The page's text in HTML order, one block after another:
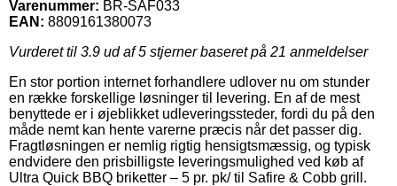
Varenummer: BR-SAF033
EAN: 8809161380073
Vurderet til 3.9 ud af 5 stjerner baseret på 21 anmeldelser
En stor portion internet forhandlere udlover nu om stunder
en række forskellige løsninger til levering. En af de mest
benyttede er i øjeblikket udleveringssteder, fordi du på den
måde nemt kan hente varerne præcis når det passer dig.
Fragtløsningen er nemlig rigtig hensigtsmæssig, og typisk
endvidere den prisbilligste leveringsmulighed ved køb af
Ultra Quick BBQ briketter – 5 pr. pk/ til Safire & Cobb grill.